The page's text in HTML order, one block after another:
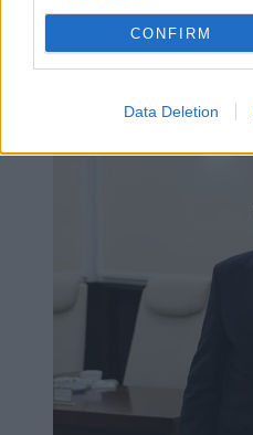
CONFIRM
Data Deletion